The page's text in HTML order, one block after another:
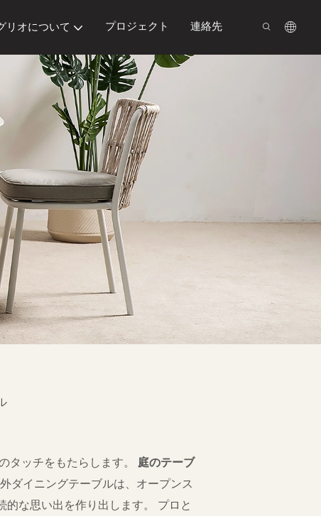
リオについて プロジェクト 連絡先
タッチをもたらします。 庭のテーブ
ダイニングテーブルは、オープンス
な思い出を作り出します。 プロと